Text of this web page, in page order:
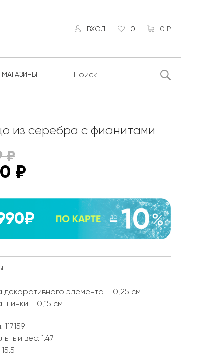
ВХОД 0 0 ₽
МАГАЗИНЫ
из серебра с фианитами
₽
₽
элемента - 0,25 см
- 0,15 см
вес: 1.47
15.5